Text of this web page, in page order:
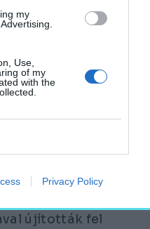
my
Use,
of my
with the
Privacy Policy
AZ
1690 után a
évszázadon át
egyháznak, ma
újították fel